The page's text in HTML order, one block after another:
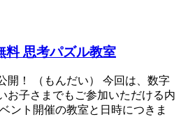
思考パズル教室
開！ （もんだい） 今回は、数字
お子さまでもご参加いただける内
ント開催の教室と日時につきま